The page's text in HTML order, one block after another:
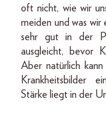
oft nicht, wie wir
meiden und was wir
sehr gut in der
ausgleicht, bevor
Aber natürlich
Krankheitsbilder
Stärke liegt in der